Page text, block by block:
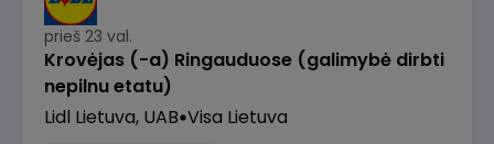
prieš 23 val.
Krovėjas (-a) Ringauduose (galimybė dirbti
nepilnu etatu)
Lidl Lietuva, UAB Visa Lietuva